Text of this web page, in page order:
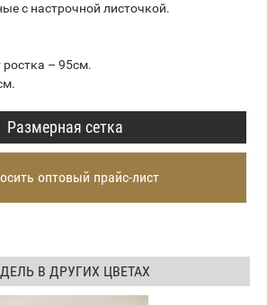
с настрочной листочкой.
– 95см.
Размерная сетка
оптовый прайс-лист
В ДРУГИХ ЦВЕТАХ